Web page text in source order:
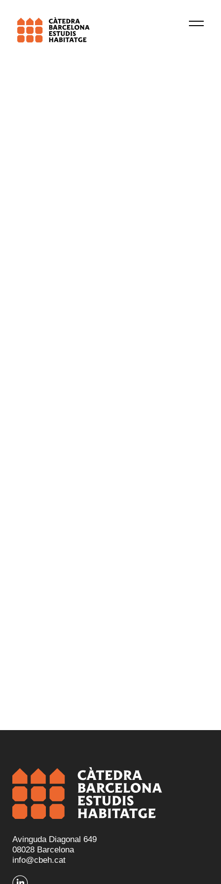
Avinguda Diagonal 649
08028 Barcelona
info@cbeh.cat